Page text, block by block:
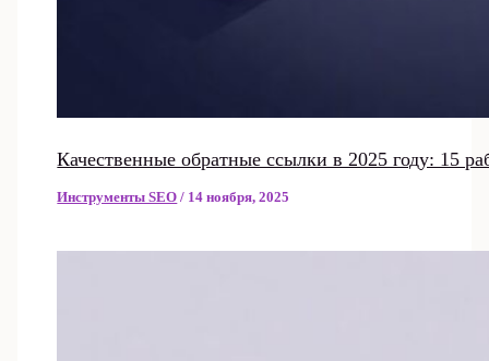
Качественные обратные ссылки в 2025 году: 15
Инструменты SEO / 14 ноября, 2025